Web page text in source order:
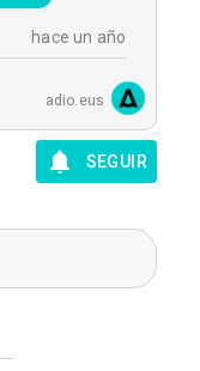
hace un año
adio.eus
SEGUIR